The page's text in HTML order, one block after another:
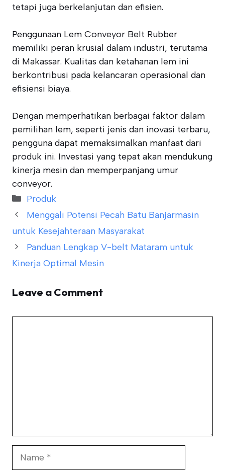
tetapi juga berkelanjutan dan efisien.
Penggunaan Lem Conveyor Belt Rubber
memiliki peran krusial dalam industri, terutama
di Makassar. Kualitas dan ketahanan lem ini
berkontribusi pada kelancaran operasional dan
efisiensi biaya.
Dengan memperhatikan berbagai faktor dalam
pemilihan lem, seperti jenis dan inovasi terbaru,
pengguna dapat memaksimalkan manfaat dari
produk ini. Investasi yang tepat akan mendukung
kinerja mesin dan memperpanjang umur
conveyor.
Categories
Produk
Menggali Potensi Pecah Batu Banjarmasin
untuk Kesejahteraan Masyarakat
Panduan Lengkap V-belt Mataram untuk
Kinerja Optimal Mesin
Leave a Comment